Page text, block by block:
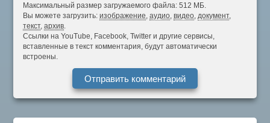
Максимальный размер загружаемого файла: 512 МБ.
Вы можете загрузить:изображение ,аудио ,видео документ,
текст,архив
Ссылки на YouTube, Facebook, Twitter и другие сервисы,
вставленные в текст комментария, будут автоматически
встроены.